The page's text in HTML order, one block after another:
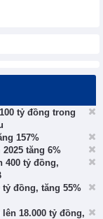
tỷ đồng trong
157%
tăng 6%
400 tỷ đồng,
đồng, tăng 55%
18.000 tỷ đồng,